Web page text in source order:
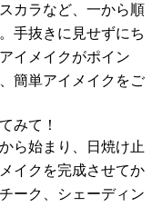
カラなど、一から順
手抜きに見せずにち
イメイクがポイン
簡単アイメイクをご
みて！
ら始まり、日焼け止
イクを完成させてか
ーク、シェーディン